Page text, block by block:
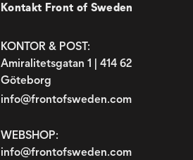
Kontakt Front of Sweden
KONTOR & POST:
Amiralitetsgatan 1 | 414 62
Göteborg
info@frontofsweden.com
WEBSHOP:
info@frontofsweden.com